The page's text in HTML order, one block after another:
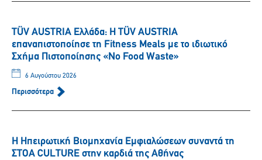
TÜV AUSTRIA Ελλάδα: Η TÜV AUSTRIA
επαναπιστοποίησε τη Fitness Meals με το ιδιωτικό
Σχήμα Πιστοποίησης «No Food Waste»
6 Αυγούστου 2026
Περισσότερα
Η Ηπειρωτική Βιομηχανία Εμφιαλώσεων συναντά τη
ΣΤΟΑ CULTURE στην καρδιά της Αθήνας